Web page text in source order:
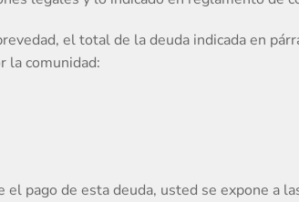
el total de la deuda indicada en
la comunidad:
el pago de esta deuda, usted se expone a